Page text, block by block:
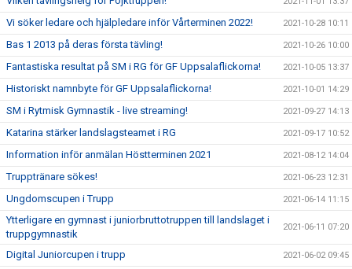
Vi söker ledare och hjälpledare inför Vårterminen 2022! 2021-10-28 10:11
Bas 1 2013 på deras första tävling! 2021-10-26 10:00
Fantastiska resultat på SM i RG för GF Uppsalaflickorna! 2021-10-05 13:37
Historiskt namnbyte för GF Uppsalaflickorna! 2021-10-01 14:29
SM i Rytmisk Gymnastik - live streaming! 2021-09-27 14:13
Katarina stärker landslagsteamet i RG 2021-09-17 10:52
Information inför anmälan Höstterminen 2021 2021-08-12 14:04
Trupptränare sökes! 2021-06-23 12:31
Ungdomscupen i Trupp 2021-06-14 11:15
Ytterligare en gymnast i juniorbruttotruppen till landslaget i
truppgymnastik
2021-06-11 07:20
Digital Juniorcupen i trupp 2021-06-02 09:45